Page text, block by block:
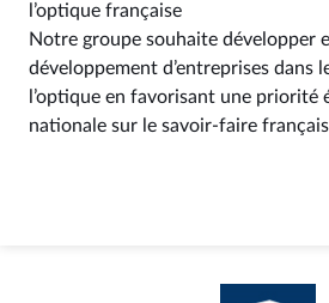
l’optique française
Notre groupe souhaite développer
développement d’entreprises dans
l’optique en favorisant une priorité
nationale sur le savoir-faire